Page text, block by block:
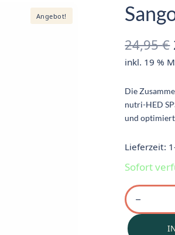
Angebot!
24,95€
inkl. 19 %
Die
nutri-HED
und
Lieferzeit:
Sofort